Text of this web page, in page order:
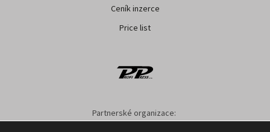
Ceník inzerce
Price list
Partnerské organizace: